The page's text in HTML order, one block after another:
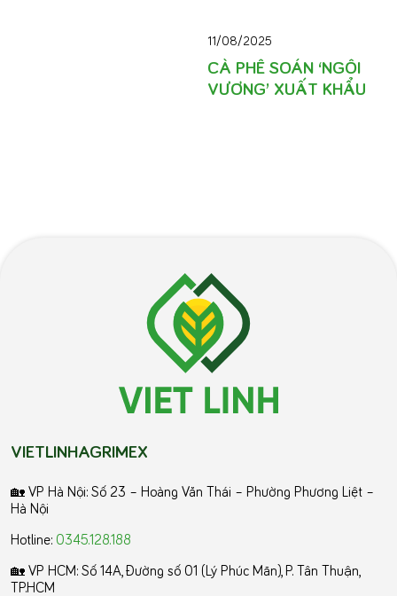
11/08/2025
CÀ PHÊ SOÁN ‘NGÔI
VƯƠNG’ XUẤT KHẨU
VIETLINHAGRIMEX
🏡 VP Hà Nội: Số 23 – Hoàng Văn Thái – Phường Phương Liệt –
Hà Nội
Hotline: 0345.128.188
🏡 VP HCM: Số 14A, Đường số 01 (Lý Phúc Mãn), P. Tân Thuận,
TP.HCM